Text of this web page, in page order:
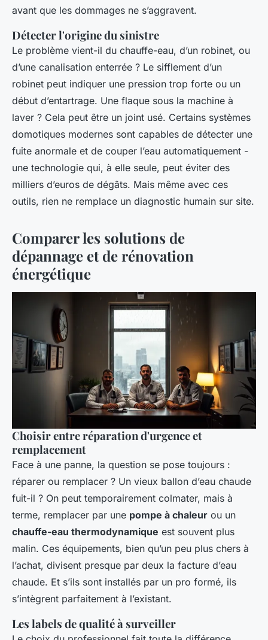
avant que les dommages ne s’aggravent.
Détecter l'origine du sinistre
Le problème vient-il du chauffe-eau, d’un robinet, ou
d’une canalisation enterrée ? Le sifflement d’un
robinet peut indiquer une pression trop forte ou un
début d’entartrage. Une flaque sous la machine à
laver ? Cela peut être un joint usé. Certains systèmes
domotiques modernes sont capables de détecter une
fuite anormale et de couper l’eau automatiquement -
une technologie qui, à elle seule, peut éviter des
milliers d’euros de dégâts. Mais même avec ces
outils, rien ne remplace un diagnostic humain sur site.
Comparer les solutions de
dépannage et de rénovation
énergétique
Choisir entre réparation d'urgence et
remplacement
Face à une panne, la question se pose toujours :
réparer ou remplacer ? Un vieux ballon d’eau chaude
fuit-il ? On peut temporairement colmater, mais à
terme, remplacer par une pompe à chaleur ou un
chauffe-eau thermodynamique est souvent plus
malin. Ces équipements, bien qu’un peu plus chers à
l’achat, divisent presque par deux la facture d’eau
chaude. Et s’ils sont installés par un pro formé, ils
s’intègrent parfaitement à l’existant.
Les labels de qualité à surveiller